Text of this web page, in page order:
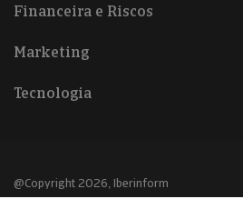
Financeira e Riscos
Marketing
Tecnologia
@Copyright 2026, Iberinform